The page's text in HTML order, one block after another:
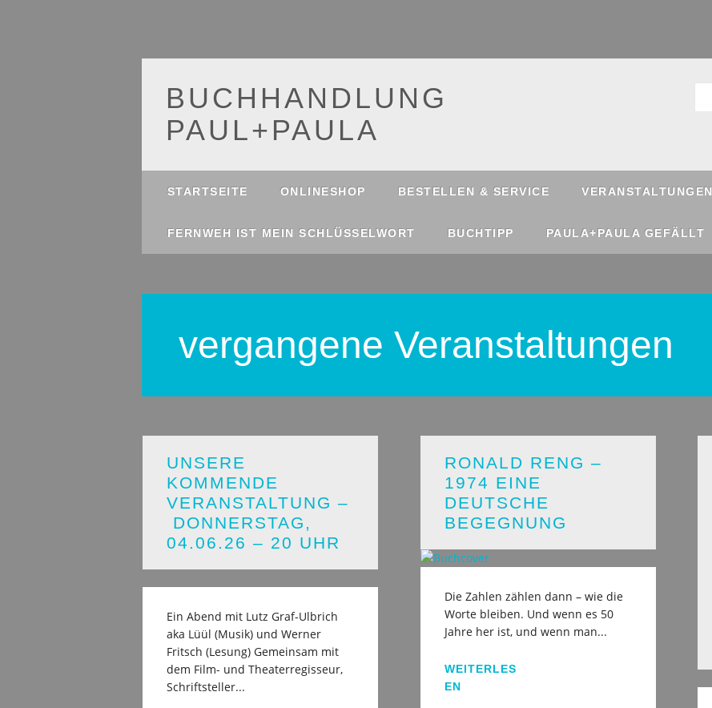
BUCHHANDLUNG
PAUL+PAULA
Main menu
STARTSEITE ONLINESHOP BESTELLEN & SERVICE VERANSTALTUNGEN
FERNWEH IST MEIN SCHLÜSSELWORT BUCHTIPP PAULA+PAULA GEFÄLLT
vergangene Veranstaltungen
UNSERE
KOMMENDE
VERANSTALTUNG –
DONNERSTAG,
04.06.26 – 20 UHR
Ein Abend mit Lutz Graf-Ulbrich
aka Lüül (Musik) und Werner
Fritsch (Lesung) Gemeinsam mit
dem Film- und Theaterregisseur,
Schriftsteller...
RONALD RENG –
1974 EINE
DEUTSCHE
BEGEGNUNG
Die Zahlen zählen dann – wie die
Worte bleiben. Und wenn es 50
Jahre her ist, und wenn man...
WEITERLES
EN